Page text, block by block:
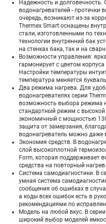
Надежность и
водонагревателей - протечки
очередь, возникают из-за
Thermex Smart оснащены
стали, изготовленными по
технологии внутренний бак
на стенках бака, так и на
Возможности управления:
гармонирует с цветом
Настройки температуры
температура меняется
Два режима нагрева. Для
водонагревателях серии
возможность выбора режима
стандартный режим с
экономичный с мощностью
защита от замерзания,
водонагреватель можно даже
Экономия средств. В
слой высокоплотной
Form, которая поддерживает
средства на повторный нагрев.
Система самодиагностики. В
умная система
сообщения об ошибках в
а коды всех ошибок есть в
рекомендациями по
Модель на любой вкус. В
широкий выбор моделей